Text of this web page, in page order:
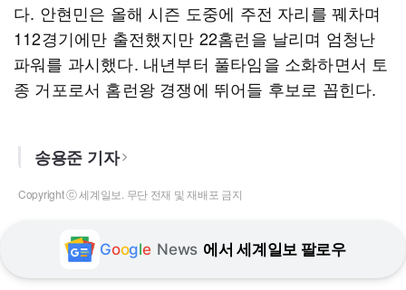
다. 안현민은 올해 시즌 도중에 주전 자리를 꿰차며
112경기에만 출전했지만 22홈런을 날리며 엄청난
파워를 과시했다. 내년부터 풀타임을 소화하면서 토
종 거포로서 홈런왕 경쟁에 뛰어들 후보로 꼽힌다.
송용준 기자
Copyright ⓒ 세계일보. 무단 전재 및 재배포 금지
Google News 에서 세계일보 팔로우